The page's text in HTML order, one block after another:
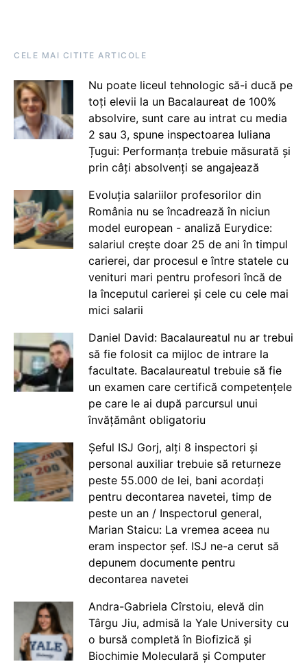
CELE MAI CITITE ARTICOLE
Nu poate liceul tehnologic să-i ducă pe
toți elevii la un Bacalaureat de 100%
absolvire, sunt care au intrat cu media
2 sau 3, spune inspectoarea Iuliana
Țugui: Performanța trebuie măsurată și
prin câți absolvenți se angajează
Evoluția salariilor profesorilor din
România nu se încadrează în niciun
model european - analiză Eurydice:
salariul crește doar 25 de ani în timpul
carierei, dar procesul e între statele cu
venituri mari pentru profesori încă de
la începutul carierei și cele cu cele mai
mici salarii
Daniel David: Bacalaureatul nu ar trebui
să fie folosit ca mijloc de intrare la
facultate. Bacalaureatul trebuie să fie
un examen care certifică competențele
pe care le ai după parcursul unui
învățământ obligatoriu
Șeful ISJ Gorj, alți 8 inspectori și
personal auxiliar trebuie să returneze
peste 55.000 de lei, bani acordați
pentru decontarea navetei, timp de
peste un an / Inspectorul general,
Marian Staicu: La vremea aceea nu
eram inspector șef. ISJ ne-a cerut să
depunem documente pentru
decontarea navetei
Andra-Gabriela Cîrstoiu, elevă din
Târgu Jiu, admisă la Yale University cu
o bursă completă în Biofizică și
Biochimie Moleculară și Computer